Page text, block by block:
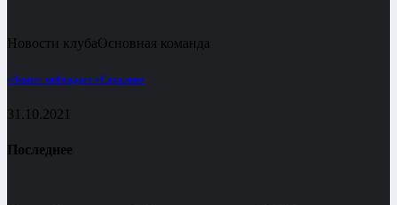
Новости клубаОсновная команда
«Зенит» побеждает «Сахалин»
31.10.2021
Последнее